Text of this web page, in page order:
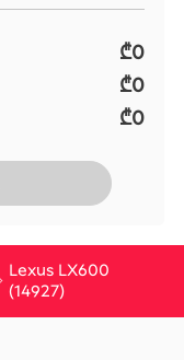
₾0
₾0
₾0
Lexus LX600
(14927)